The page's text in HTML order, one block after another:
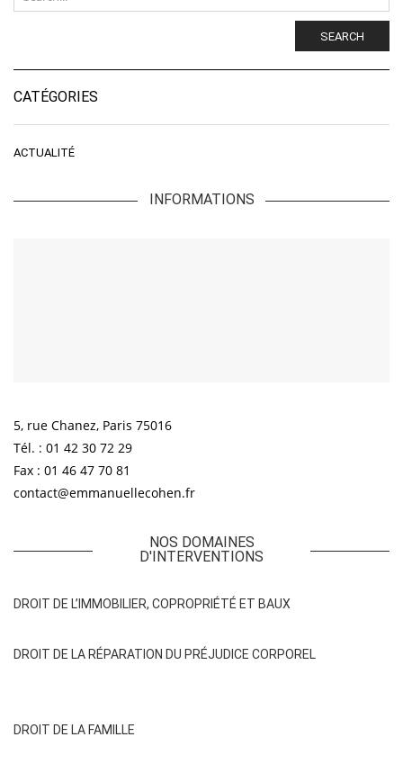
SEARCH
CATÉGORIES
ACTUALITÉ
INFORMATIONS
5, rue Chanez, Paris 75016
Tél. : 01 42 30 72 29
Fax : 01 46 47 70 81
contact@emmanuellecohen.fr
NOS DOMAINES
D'INTERVENTIONS
DROIT DE L’IMMOBILIER, COPROPRIÉTÉ ET BAUX
DROIT DE LA RÉPARATION DU PRÉJUDICE CORPOREL
DROIT DE LA FAMILLE